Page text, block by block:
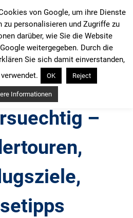
–
von Google, um ihre Dienste
zu personalisieren und Zugriffe zu
darüber, wie Sie die Website
weitergegeben. Durch die
Sie sich damit einverstanden,
OK Reject
Informationen